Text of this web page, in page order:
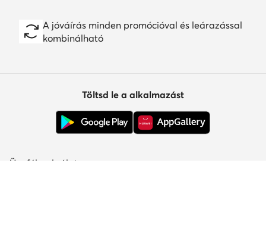
A jóváírás minden promócióval és leárazással
kombinálható
Töltsd le a alkalmazást
Ügyfélszolgálat